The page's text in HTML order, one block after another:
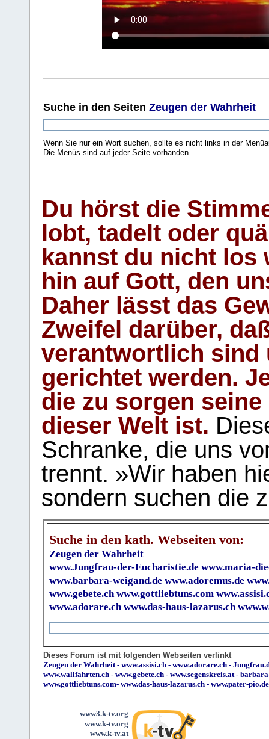
Suche in den Seiten Zeugen der Wahrheit
Wenn Sie nur ein Wort suchen, sollte es nicht links in der
Die Menüs sind auf jeder Seite vorhanden..
Du hörst die
lobt, tadelt oder
kannst du nicht los
hin auf Gott, den
Daher lässt das
Zweifel darüber,
verantwortlich sind
gerichtet werden.
die zu sorgen
dieser Welt ist.
Schranke, die uns
trennt. »Wir haben
sondern suchen die
Suche in den kath. Webseiten von:
Zeugen der Wahrheit
www.Jungfrau-der-Eucharistie.de www.maria-
www.barbara-weigand.de www.adoremus.de
www.gebete.ch www.gottliebtuns.com
www.adorare.ch www.das-haus-lazarus.ch
Dieses Forum ist mit folgenden Webseiten verlinkt
Zeugen der Wahrheit- www.assisi.ch - www.adorare.ch -
www.wallfahrten.ch - www.gebete.ch - www.segenskreis.at-
www.gottliebtuns.com- www.das-haus-lazarus.ch - www.pater-pio.de
www3.k-tv.org
www.k-tv.org
www.k-tv.at